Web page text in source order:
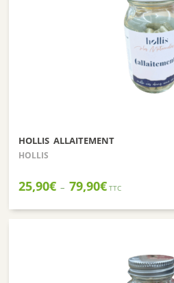
HOLLIS ALLAITEMENT
HOLLIS
25,90€ – 79,90€Plage
prix :
TTC